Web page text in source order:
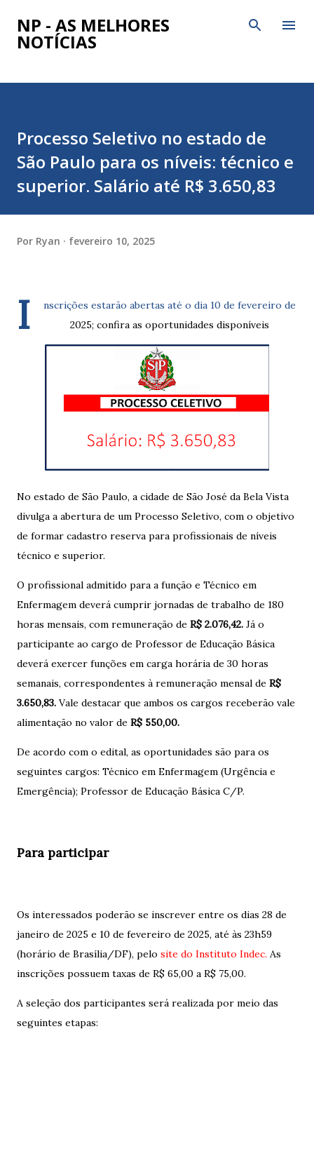
Pular para o conteúdo principal
NP - AS MELHORES
NOTÍCIAS
Processo Seletivo no estado de
São Paulo para os níveis: técnico e
superior. Salário até R$ 3.650,83
Por Ryan fevereiro 10, 2025
I
nscrições estarão abertas até o dia 10 de fevereiro de
2025; confira as oportunidades disponíveis
No estado de São Paulo, a cidade de São José da Bela Vista
divulga a abertura de um Processo Seletivo, com o objetivo
de formar cadastro reserva para profissionais de níveis
técnico e superior.
O profissional admitido para a função e Técnico em
Enfermagem deverá cumprir jornadas de trabalho de 180
horas mensais, com remuneração de R$ 2.076,42. Já o
participante ao cargo de Professor de Educação Básica
deverá exercer funções em carga horária de 30 horas
semanais, correspondentes à remuneração mensal de R$
3.650,83. Vale destacar que ambos os cargos receberão vale
alimentação no valor de R$ 550,00.
De acordo com o edital, as oportunidades são para os
seguintes cargos: Técnico em Enfermagem (Urgência e
Emergência); Professor de Educação Básica C/P.
Para participar
Os interessados poderão se inscrever entre os dias 28 de
janeiro de 2025 e 10 de fevereiro de 2025, até às 23h59
(horário de Brasília/DF), pelo site do Instituto Indec. As
inscrições possuem taxas de R$ 65,00 a R$ 75,00.
A seleção dos participantes será realizada por meio das
seguintes etapas: